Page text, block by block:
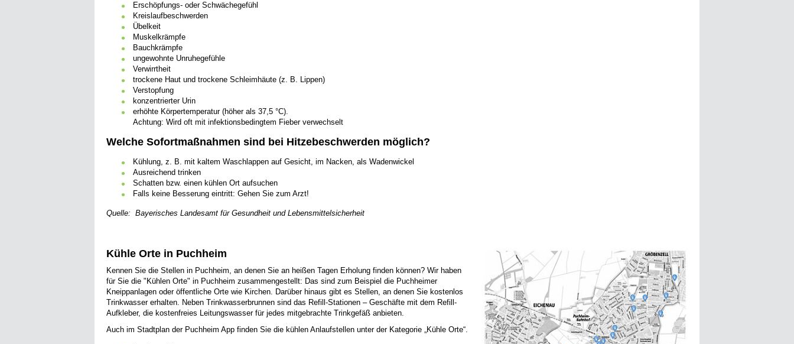
Erschöpfungs- oder Schwächegefühl
Kreislaufbeschwerden
Übelkeit
Muskelkrämpfe
Bauchkrämpfe
ungewohnte Unruhegefühle
Verwirrtheit
trockene Haut und trockene Schleimhäute (z. B. Lippen)
Verstopfung
konzentrierter Urin
erhöhte Körpertemperatur (höher als 37,5 °C).
Achtung: Wird oft mit infektionsbedingtem Fieber verwechselt
Welche Sofortmaßnahmen sind bei Hitzebeschwerden möglich?
Kühlung, z. B. mit kaltem Waschlappen auf Gesicht, im Nacken, als Wadenwickel
Ausreichend trinken
Schatten bzw. einen kühlen Ort aufsuchen
Falls keine Besserung eintritt: Gehen Sie zum Arzt!
Quelle: Bayerisches Landesamt für Gesundheit und Lebensmittelsicherheit
Kühle Orte in Puchheim
Kennen Sie die Stellen in Puchheim, an denen Sie an heißen Tagen Erholung finden können? Wir haben
für Sie die "Kühlen Orte" in Puchheim zusammengestellt: Das sind zum Beispiel die Puchheimer
Kneippanlagen oder öffentliche Orte wie Kirchen. Darüber hinaus gibt es Stellen, an denen Sie kostenlos
Trinkwasser erhalten. Neben Trinkwasserbrunnen sind das Refill-Stationen – Geschäfte mit dem Refill-
Aufkleber, die kostenfreies Leitungswasser für jedes mitgebrachte Trinkgefäß anbieten.
Auch im Stadtplan der Puchheim App finden Sie die kühlen Anlaufstellen unter der Kategorie „Kühle Orte“.